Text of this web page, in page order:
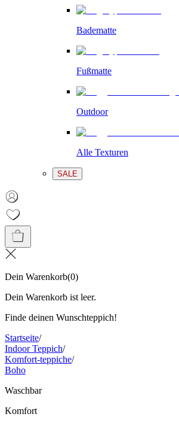
Badematte
Fußmatte
Outdoor
Alle Texturen
SALE
Dein Warenkorb(0)
Dein Warenkorb ist leer.
Finde deinen Wunschteppich!
Startseite/
Indoor Teppich/
Komfort-teppiche/
Boho
Waschbar
Komfort